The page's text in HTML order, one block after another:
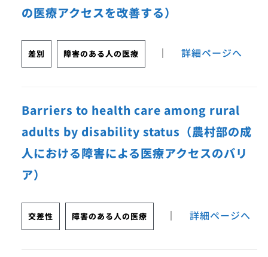
の医療アクセスを改善する）
差別 障害のある人の医療 ｜ 詳細ページへ
Barriers to health care among rural
adults by disability status（農村部の成
人における障害による医療アクセスのバリ
ア）
交差性 障害のある人の医療 ｜ 詳細ページへ